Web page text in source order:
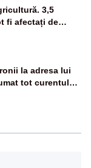
3,5
fi afectați de
la adresa lui
tot curentul